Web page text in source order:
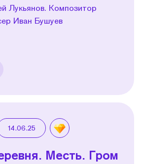
Лукьянов. Композитор
Иван Бушуев
14.06.25
Месть. Гром